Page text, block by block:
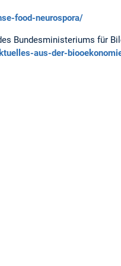
food-neurospora/
Bundesministeriums für
aus-der-